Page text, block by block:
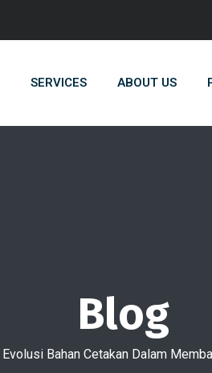
SERVICES ABOUT US
Blog
Evolusi Bahan Cetakan Dalam